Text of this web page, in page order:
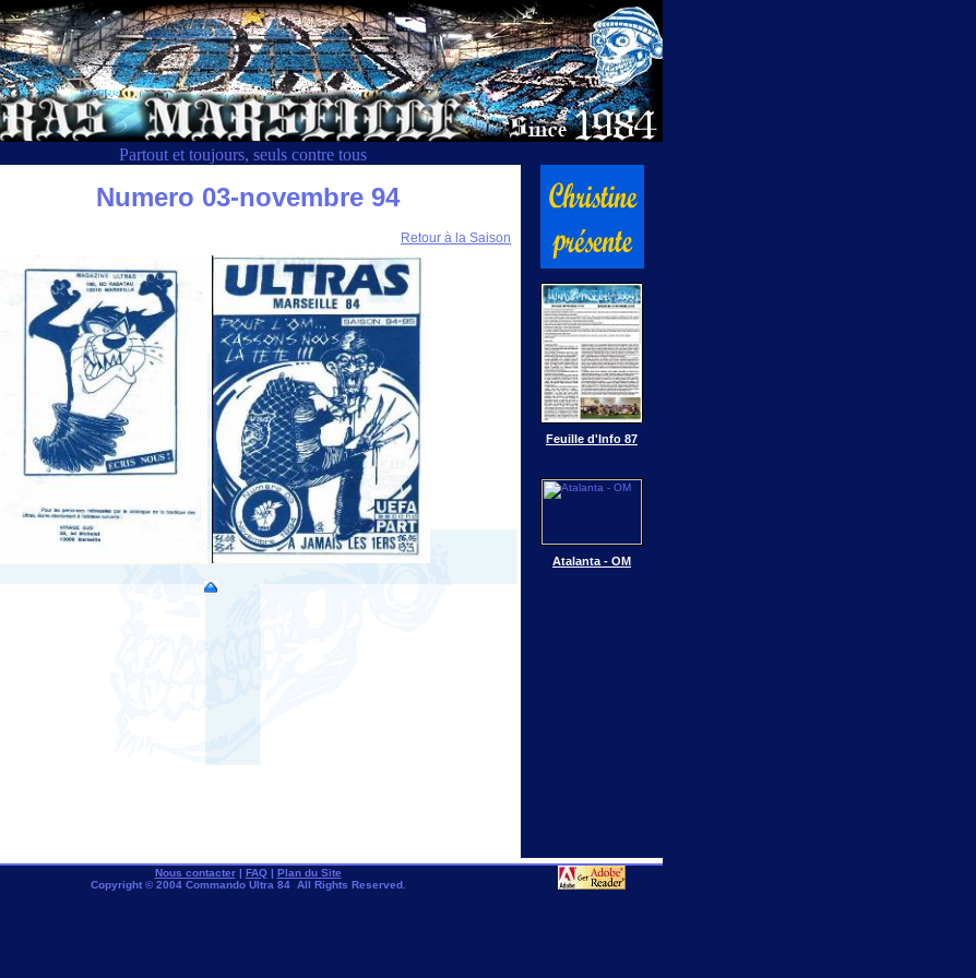
Partout et toujours, seuls contre tous
Numero 03-novembre 94
Retour à la Saison
Feuille d'Info 87
Atalanta - OM
Nous contacter| FAQ| Plan du Site
Copyright © 2004 Commando Ultra 84 All Rights Reserved.